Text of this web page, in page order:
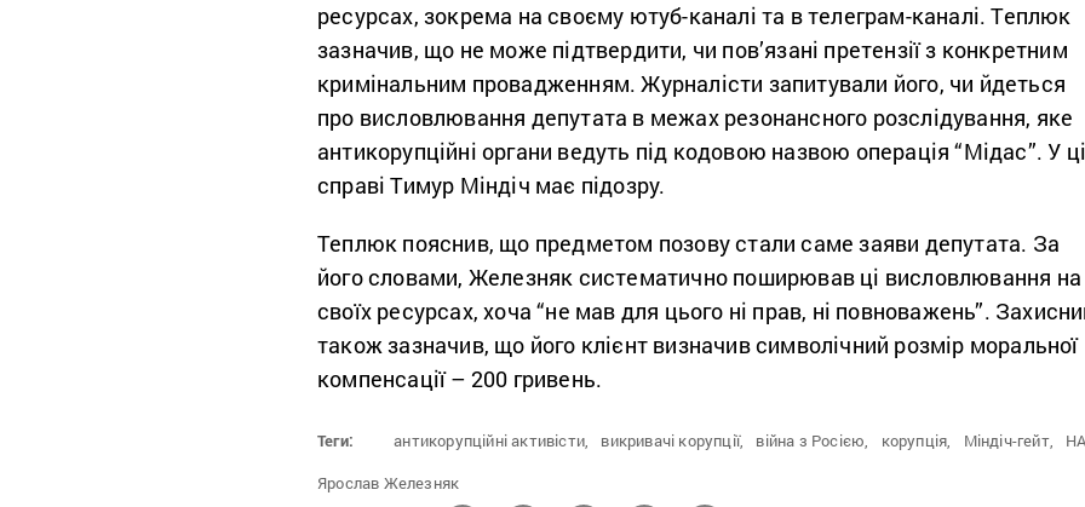
ресурсах, зокрема на своєму ютуб-каналі та в телеграм-каналі. Теплюк
зазначив, що не може підтвердити, чи пов’язані претензії з конкретним
кримінальним провадженням. Журналісти запитували його, чи йдеться
про висловлювання депутата в межах резонансного розслідування, яке
антикорупційні органи ведуть під кодовою назвою операція “Мідас”. У
справі Тимур Міндіч має підозру.
Теплюк пояснив, що предметом позову стали саме заяви депутата. За
його словами, Железняк систематично поширював ці висловлювання на
своїх ресурсах, хоча “не мав для цього ні прав, ні повноважень”.
також зазначив, що його клієнт визначив символічний розмір моральної
компенсації – 200 гривень.
Теги: антикорупційні активісти, викривачі корупції, війна з Росією, корупція, Міндіч-гейт,
Ярослав Железняк